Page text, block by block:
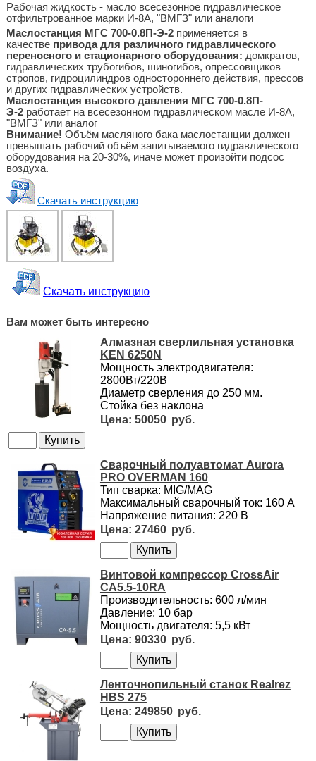
Рабочая жидкость - масло всесезонное гидравлическое
отфильтрованное марки И-8А, "ВМГЗ" или аналоги
Маслостанция МГС 700-0.8П-Э-2применяется в
качестве привода для различного гидравлического
переносного и стационарного оборудования: домкратов,
гидравлических трубогибов, шиногибов, опрессовщиков
стропов, гидроцилиндров одностороннего действия, прессов
и других гидравлических устройств.
Маслостанция высокого давления МГС 700-0.8П-
Э-2работает на всесезонном гидравлическом масле И-8А,
"ВМГЗ" или аналог
Внимание! Объём масляного бака маслостанции должен
превышать рабочий объём запитываемого гидравлического
оборудования на 20-30%, иначе может произойти подсос
воздуха.
Скачать инструкцию
Скачать инструкцию
Вам может быть интересно
Алмазная сверлильная установка
KEN 6250N
Мощность электродвигателя:
2800Вт/220В
Диаметр сверления до 250 мм.
Стойка без наклона
50050
Сварочный полуавтомат Aurora
PRO OVERMAN 160
Тип сварка: MIG/MAG
Максимальный сварочный ток: 160 А
Напряжение питания: 220 В
27460
Винтовой компрессор CrossAir
CA5.5-10RA
Производительность: 600 л/мин
Давление: 10 бар
Мощность двигателя: 5,5 кВт
90330
Ленточнопильный станок Realrez
HBS 275
249850